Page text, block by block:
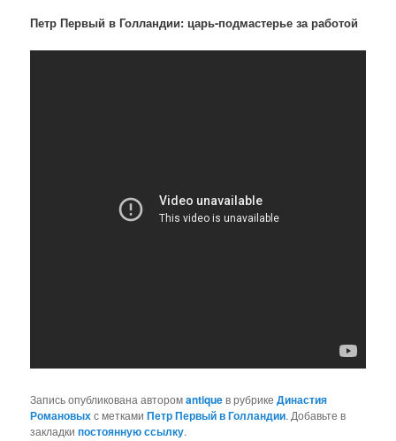
Петр Первый в Голландии: царь-подмастерье за работой
Запись опубликована авторомantiqueв рубрикеДинастия
Романовыхс меткамиПетр Первый в Голландии. Добавьте в
закладкипостоянную ссылку.